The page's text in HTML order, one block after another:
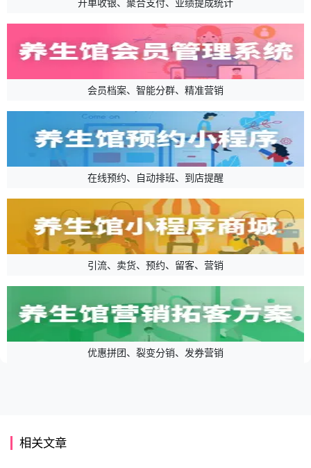
会员档案、智能分群、精准营销
在线预约、自动排班、到店提醒
引流、卖货、预约、留客、营销
优惠拼团、裂变分销、发券营销
相关文章